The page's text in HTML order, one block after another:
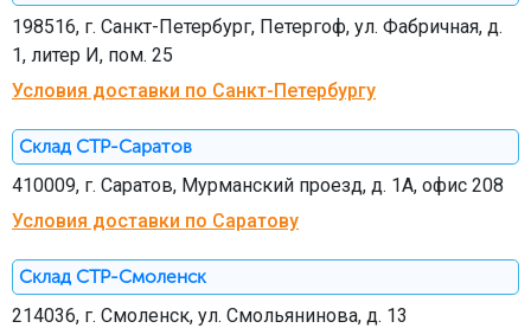
198516, г. Санкт-Петербург, Петергоф, ул. Фабричная, д.
1, литер И, пом. 25
Условия доставки по Санкт-Петербургу
Склад СТР-Саратов
410009, г. Саратов, Мурманский проезд, д. 1А, офис 208
Условия доставки по Саратову
Склад СТР-Смоленск
214036, г. Смоленск, ул. Смольянинова, д. 13